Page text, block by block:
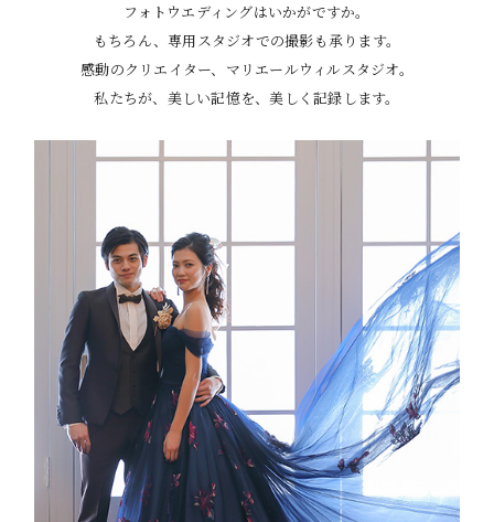
フォトウエディングはいかがですか。
もちろん、専用スタジオでの撮影も承ります。
感動のクリエイター、マリエールウィルスタジオ。
私たちが、美しい記憶を、美しく記録します。